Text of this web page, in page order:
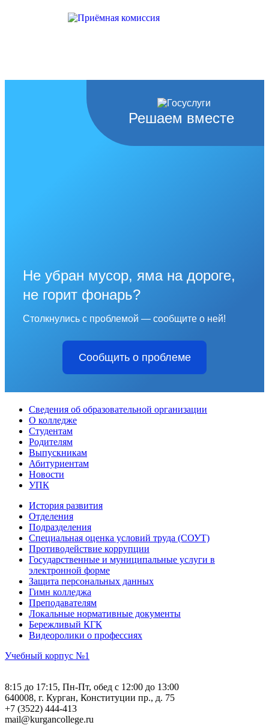
Решаем вместе
Не убран мусор, яма на дороге,
не горит фонарь?
Столкнулись с проблемой — сообщите о ней!
Сообщить о проблеме
Сведения об образовательной организации
О колледже
Студентам
Родителям
Выпускникам
Абитуриентам
Новости
УПК
История развития
Отделения
Подразделения
Специальная оценка условий труда (СОУТ)
Противодействие коррупции
Государственные и муниципальные услуги в
электронной форме
Защита персональных данных
Гимн колледжа
Преподавателям
Локальные нормативные документы
Бережливый КГК
Видеоролики о профессиях
Учебный корпус №1
8:15 до 17:15, Пн-Пт, обед с 12:00 до 13:00
640008, г. Курган, Конституции пр., д. 75
+7 (3522) 444-413
mail@kurgancollege.ru